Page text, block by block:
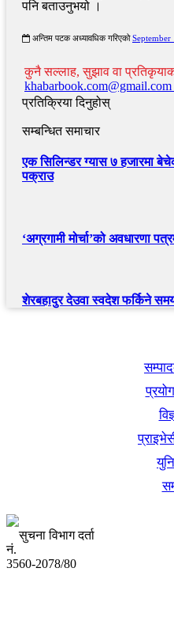
पनि बताउनुभयो ।
अन्तिम पटक अध्यावधिक गरिएको September
कुनै सल्लाह, सुझाव वा
khabarbook.com@gmail.com
प्रतिक्रिया दिनुहोस्
सम्बन्धित समाचार
एक सिलिन्डर ग्यास ७ हजारमा
पक्राउ
‘अग्रगामी मोर्चा’को अवधारणा
शेरबहादुर देउवा स्वदेश फर्किने समय
सुचना विभाग दर्ता
नं.
3560-2078/80